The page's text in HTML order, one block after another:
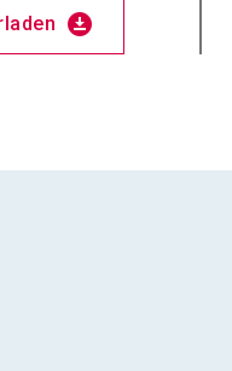
download_for_offline